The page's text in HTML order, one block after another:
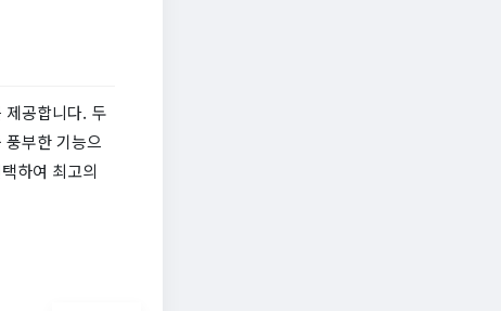
제공합니다. 두
부한 기능으
하여 최고의